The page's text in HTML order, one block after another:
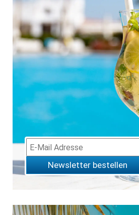
Newsletter bestellen